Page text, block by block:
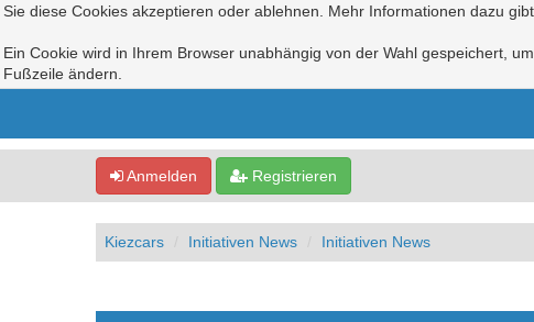
Sie diese Cookies akzeptieren oder ablehnen. Mehr Informationen dazu
Ein Cookie wird in Ihrem Browser unabhängig von der Wahl gespeichert,
Fußzeile ändern.
Anmelden Registrieren
Kiezcars Initiativen News Initiativen News